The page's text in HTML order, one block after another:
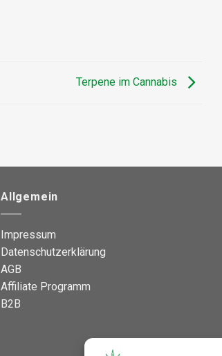
Terpene im Cannabis
Allgemein
Impressum
Datenschutzerklärung
AGB
Affiliate Programm
B2B